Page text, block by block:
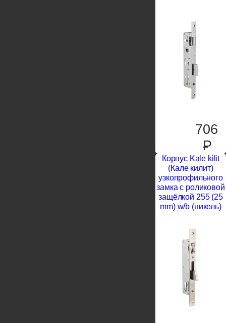
706
P
Корпус Kale kilit
(Кале килит)
узкопрофильного
замка с роликовой
защёлкой 255 (25
mm) w/b (никель)